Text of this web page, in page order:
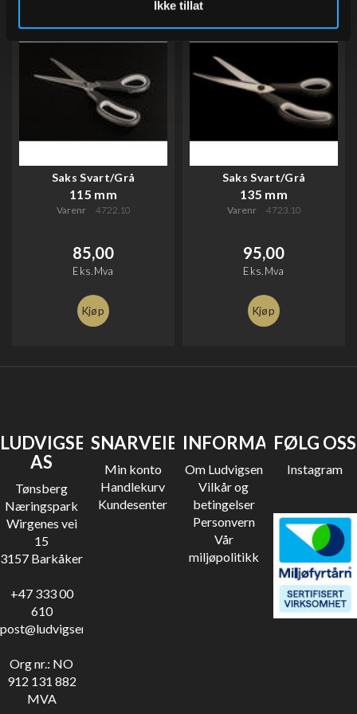
Ikke tillat
Saks Svart/Grå
115 mm
Varenr 4722.10
85,00
Eks.Mva
Kjøp
Saks Svart/Grå
135 mm
Varenr 4723.10
95,00
Eks.Mva
Kjøp
LUDVIGSEN
AS
Tønsberg
Næringspark
Wirgenes vei
15
3157 Barkåker
+47 333 00
610
post@ludvigsen.no
Org nr.: NO
912 131 882
MVA
SNARVEIER
Min konto
Handlekurv
Kundesenter
INFORMASJON
Om Ludvigsen
Vilkår og
betingelser
Personvern
Vår
miljøpolitikk
FØLG OSS
Instagram